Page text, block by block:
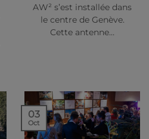
AW² s’est installée dans
le centre de Genève.
Cette antenne…
03
Oct